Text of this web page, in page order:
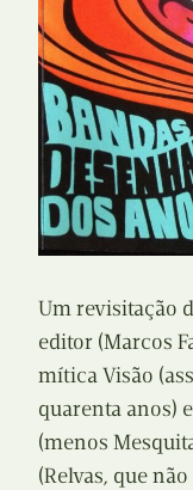
Um revisitação
editor (Marcos
mítica Visão
quarenta anos)
(menos
(Relvas, que